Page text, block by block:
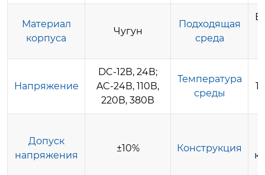
Материал
корпуса
Чугун
Подходящая
среда
Напряжение
DC-12В, 24В;
AC-24В, 110В,
220В, 380В
Температура
среды
Допуск
напряжения
±10% Конструкция